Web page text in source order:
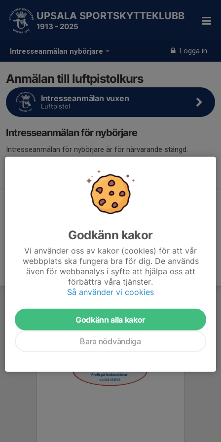
Intresseanmälan nybörjare Logga in
UPSALA SPORTSKYTTEKLUBB
1913 - 2025
Anmälan till luftpistolkurs
Intresseanmälan vuxen
Luftpistol
Intresseanmälan för nybörjare
Intresseanmälan för nybörjare är för närvarande stängd.
för att lämna din intresseanmälan!
Godkänn kakor
Vi använder oss av kakor (cookies) för att vår
webbplats ska fungera bra för dig. De används
även för webbanalys i syfte att hjälpa oss att
förbättra våra tjänster.
Så använder vi cookies
Godkänn alla kakor
Bara nödvändiga